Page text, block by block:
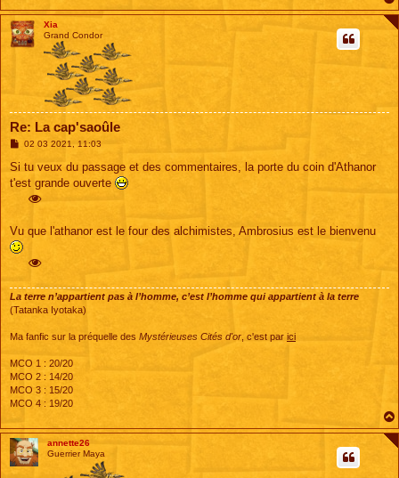
Xia
Grand Condor
Re: La cap'saoûle
M
s
a
02 03 2021, 11:03
Si tu veux du passage et des commentaires, la porte du coin d'Athanor
t'est grande ouverte
Vu que l'athanor est le four des alchimistes, Ambrosius est le bienvenu
La terre n’appartient pas à l’homme, c’est l’homme qui appartient à la terre
(Tatanka Iyotaka)
Ma fanfic sur la préquelle des Mystérieuses Cités d'or , c'est par ici
MCO 1 : 20/20
MCO 2 : 14/20
MCO 3 : 15/20
MCO 4 : 19/20
annette26
Guerrier Maya